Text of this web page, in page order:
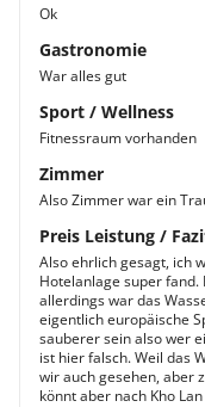
Ok
Gastronomie
War alles gut
Sport / Wellness
Fitnessraum vorhanden
Zimmer
Also Zimmer war ein
Preis Leistung /
Also ehrlich gesagt, ich
Hotelanlage super fand.
allerdings war das
eigentlich europäische
sauberer sein also wer
ist hier falsch. Weil das
wir auch gesehen, aber
könnt aber nach Kho